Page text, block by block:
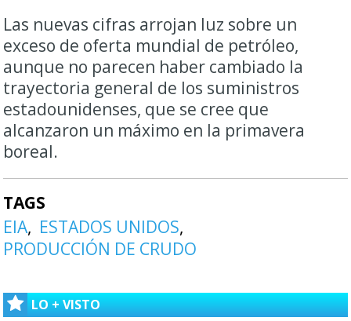
Las nuevas cifras arrojan luz sobre un
exceso de oferta mundial de petróleo,
aunque no parecen haber cambiado la
trayectoria general de los suministros
estadounidenses, que se cree que
alcanzaron un máximo en la primavera
boreal.
TAGS
EIA
ESTADOS UNIDOS
PRODUCCIÓN DE CRUDO
LO + VISTO